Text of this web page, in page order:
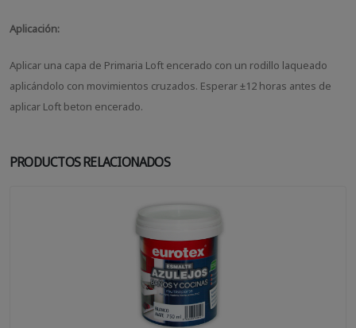
Aplicación:
Aplicar una capa de Primaria Loft encerado con un rodillo laqueado
aplicándolo con movimientos cruzados. Esperar ±12 horas antes de
aplicar Loft beton encerado.
PRODUCTOS RELACIONADOS